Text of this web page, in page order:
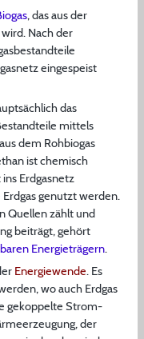
, das aus der
Nach der
eingespeist
das
mittels
dem Rohbiogas
ist chemisch
Erdgasnetz
genutzt werden.
Quellen zählt und
beiträgt, gehört
Energieträgern.
Energiewende. Es
wo auch Erdgas
gekoppelte Strom-
der